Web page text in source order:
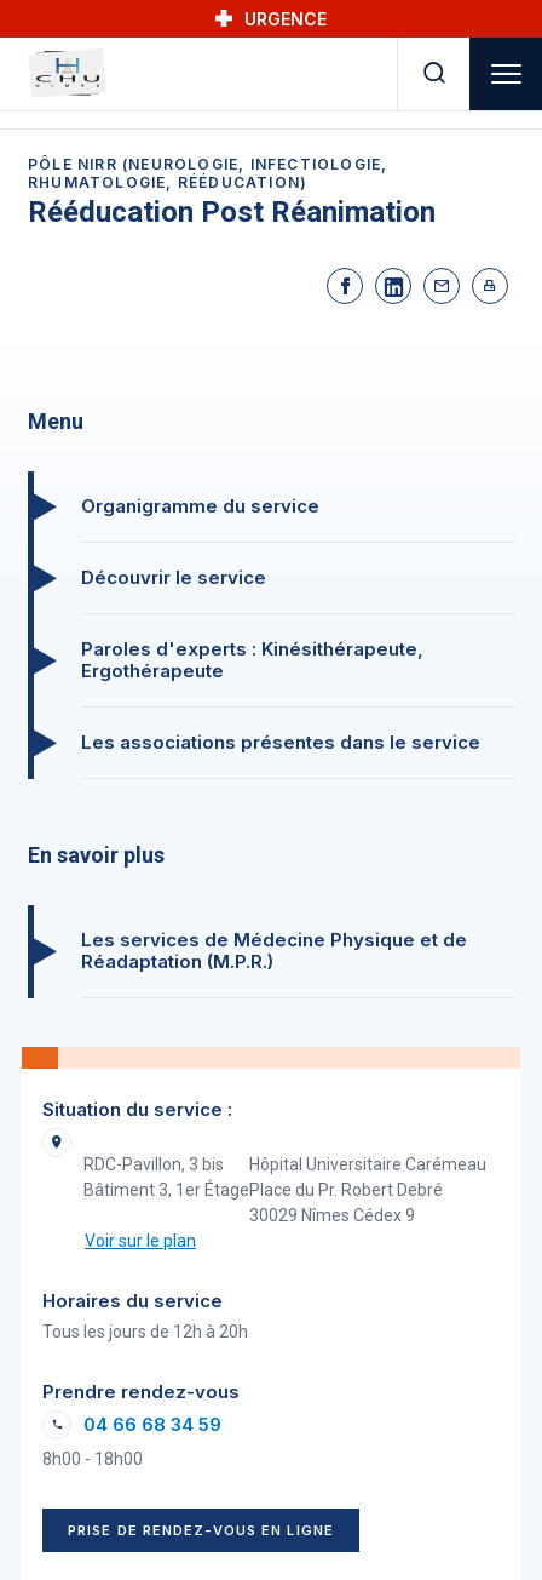
URGENCE
PÔLE NIRR (NEUROLOGIE, INFECTIOLOGIE,
RHUMATOLOGIE, RÉÉDUCATION)
Rééducation Post Réanimation
Situation du service :
RDC-Pavillon, 3 bis
Bâtiment 3, 1er Étage
Hôpital Universitaire Carémeau
Place du Pr. Robert Debré
30029 Nîmes Cédex 9
Voir sur le plan
Horaires du service
Tous les jours de 12h à 20h
Prendre rendez-vous
04 66 68 34 59
8h00 - 18h00
PRISE DE RENDEZ-VOUS EN LIGNE
Menu
Organigramme du service
Découvrir le service
Paroles d'experts : Kinésithérapeute,
Ergothérapeute
Les associations présentes dans le service
En savoir plus
Les services de Médecine Physique et de
Réadaptation (M.P.R.)